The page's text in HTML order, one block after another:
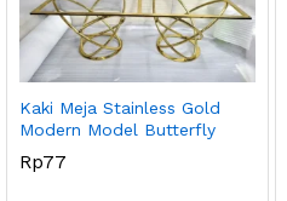
Kaki Meja Stainless Gold
Modern Model Butterfly
Rp77